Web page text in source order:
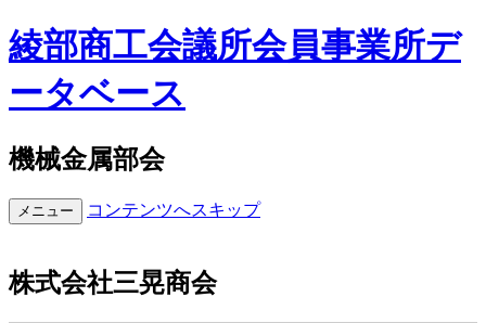
綾部商工会議所会員事業所デ
ータベース
機械金属部会
メニュー コンテンツへスキップ
株式会社三晃商会